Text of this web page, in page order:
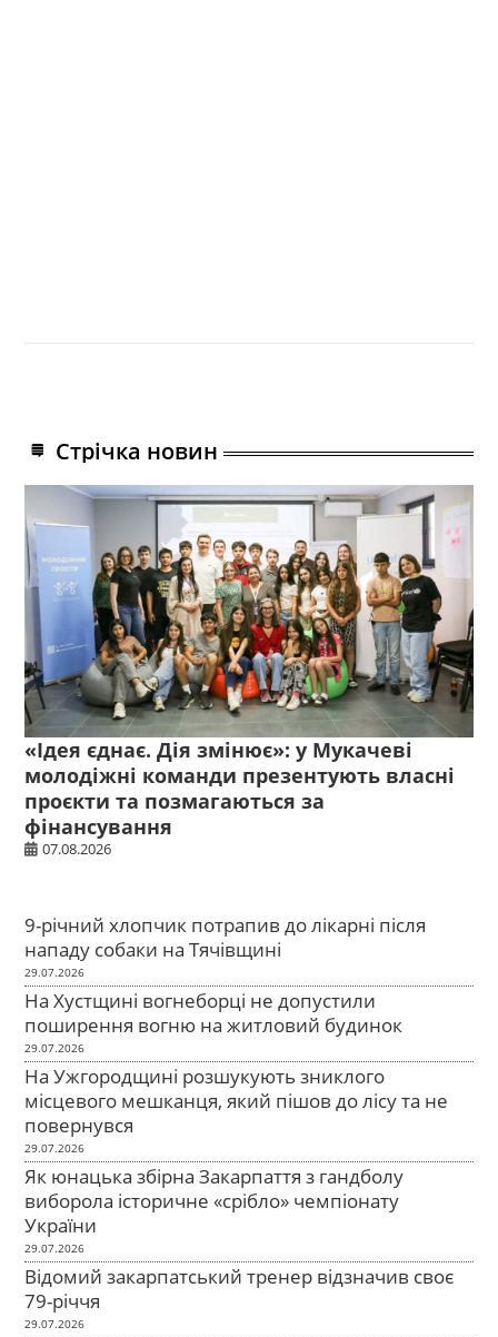
Стрічка новин
«Ідея єднає. Дія змінює»: у Мукачеві
молодіжні команди презентують власні
проєкти та позмагаються за
фінансування
07.08.2026
9-річний хлопчик потрапив до лікарні після
нападу собаки на Тячівщині
29.07.2026
На Хустщині вогнеборці не допустили
поширення вогню на житловий будинок
29.07.2026
На Ужгородщині розшукують зниклого
місцевого мешканця, який пішов до лісу та не
повернувся
29.07.2026
Як юнацька збірна Закарпаття з гандболу
виборола історичне «срібло» чемпіонату
України
29.07.2026
Відомий закарпатський тренер відзначив своє
79-річчя
29.07.2026